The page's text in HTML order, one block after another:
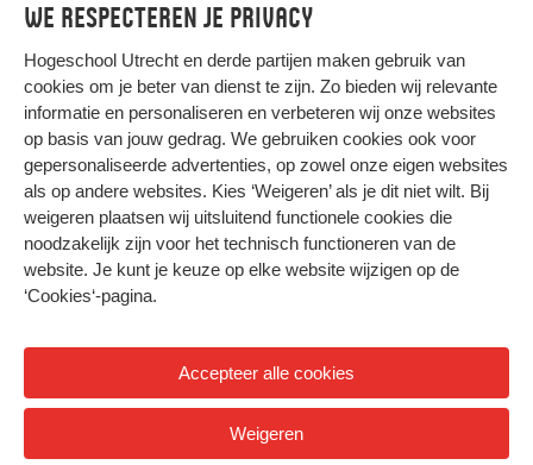
We respecteren je privacy
Hogeschool Utrecht en derde partijen maken gebruik van
cookies om je beter van dienst te zijn. Zo bieden wij relevante
informatie en personaliseren en verbeteren wij onze websites
op basis van jouw gedrag. We gebruiken cookies ook voor
gepersonaliseerde advertenties, op zowel onze eigen websites
als op andere websites. Kies ‘Weigeren’ als je dit niet wilt. Bij
weigeren plaatsen wij uitsluitend functionele cookies die
noodzakelijk zijn voor het technisch functioneren van de
website. Je kunt je keuze op elke website wijzigen op de
‘Cookies‘-pagina.
Accepteer alle cookies
Weigeren
HIER KOMT ALLES SAMEN
Privacy
Cookies